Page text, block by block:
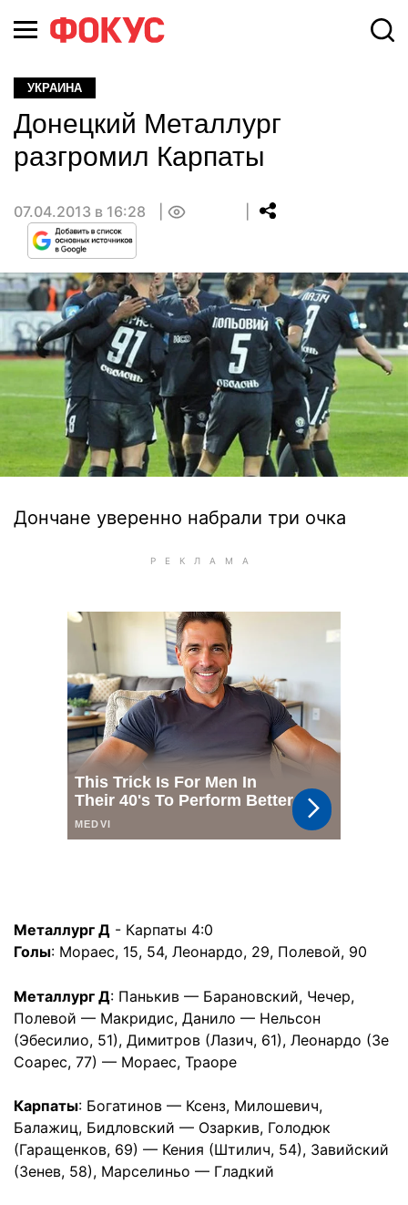
УКРАИНА
Донецкий Металлург
разгромил Карпаты
07.04.2013 в 16:28
Дончане уверенно набрали три очка
Металлург Д - Карпаты 4:0
Голы: Мораес, 15, 54, Леонардо, 29, Полевой, 90
Металлург Д: Панькив — Барановский, Чечер,
Полевой — Макридис, Данило — Нельсон
(Эбесилио, 51), Димитров (Лазич, 61), Леонардо (Зе
Соарес, 77) — Мораес, Траоре
Карпаты: Богатинов — Ксенз, Милошевич,
Балажиц, Бидловский — Озаркив, Голодюк
(Гаращенков, 69) — Кения (Штилич, 54), Завийский
(Зенев, 58), Марселиньо — Гладкий